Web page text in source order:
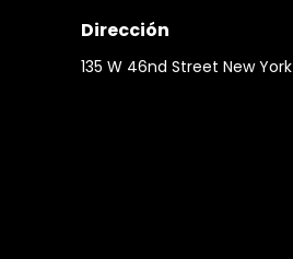
Dirección
135 W 46nd Street New York